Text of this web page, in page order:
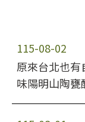
115-08-02
原來台北也有
味陽明山陶甕